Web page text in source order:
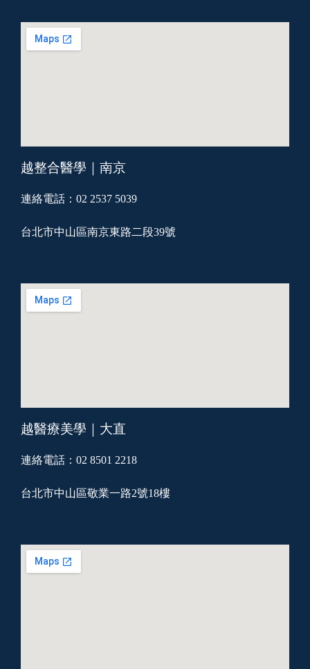
越整合醫學｜南京
連絡電話：02 2537 5039
台北市中山區南京東路二段39號
越醫療美學｜大直
連絡電話：02 8501 2218
台北市中山區敬業一路2號18樓